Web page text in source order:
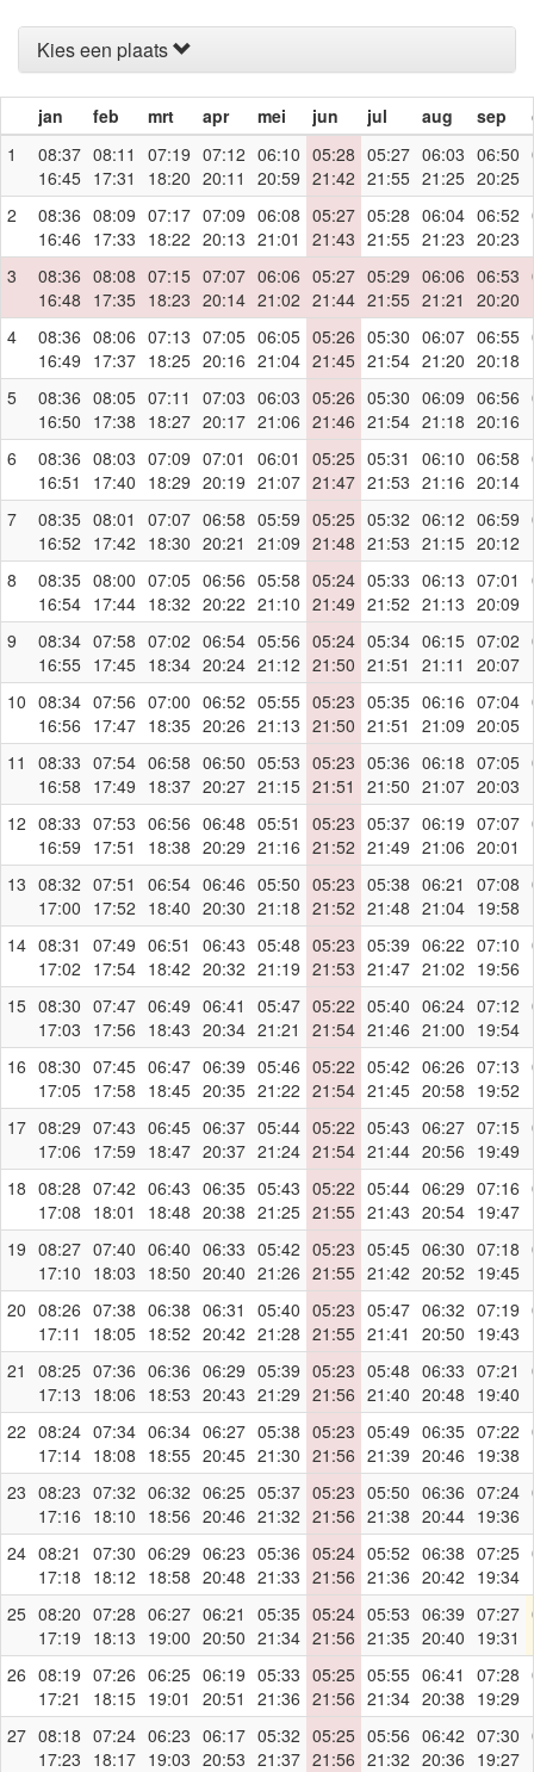
Kies een plaats
jan feb mrt apr mei jun jul aug sep
1
08:37
16:45
08:11
17:31
07:19
18:20
07:12
20:11
06:10
20:59
05:28
21:42
05:27
21:55
06:03
21:25
06:50
20:25
2
08:36
16:46
08:09
17:33
07:17
18:22
07:09
20:13
06:08
21:01
05:27
21:43
05:28
21:55
06:04
21:23
06:52
20:23
3
08:36
16:48
08:08
17:35
07:15
18:23
07:07
20:14
06:06
21:02
05:27
21:44
05:29
21:55
06:06
21:21
06:53
20:20
4
08:36
16:49
08:06
17:37
07:13
18:25
07:05
20:16
06:05
21:04
05:26
21:45
05:30
21:54
06:07
21:20
06:55
20:18
5
08:36
16:50
08:05
17:38
07:11
18:27
07:03
20:17
06:03
21:06
05:26
21:46
05:30
21:54
06:09
21:18
06:56
20:16
6
08:36
16:51
08:03
17:40
07:09
18:29
07:01
20:19
06:01
21:07
05:25
21:47
05:31
21:53
06:10
21:16
06:58
20:14
7
08:35
16:52
08:01
17:42
07:07
18:30
06:58
20:21
05:59
21:09
05:25
21:48
05:32
21:53
06:12
21:15
06:59
20:12
8
08:35
16:54
08:00
17:44
07:05
18:32
06:56
20:22
05:58
21:10
05:24
21:49
05:33
21:52
06:13
21:13
07:01
20:09
9
08:34
16:55
07:58
17:45
07:02
18:34
06:54
20:24
05:56
21:12
05:24
21:50
05:34
21:51
06:15
21:11
07:02
20:07
10 08:34
16:56
07:56
17:47
07:00
18:35
06:52
20:26
05:55
21:13
05:23
21:50
05:35
21:51
06:16
21:09
07:04
20:05
11
08:33
16:58
07:54
17:49
06:58
18:37
06:50
20:27
05:53
21:15
05:23
21:51
05:36
21:50
06:18
21:07
07:05
20:03
12 08:33
16:59
07:53
17:51
06:56
18:38
06:48
20:29
05:51
21:16
05:23
21:52
05:37
21:49
06:19
21:06
07:07
20:01
13 08:32
17:00
07:51
17:52
06:54
18:40
06:46
20:30
05:50
21:18
05:23
21:52
05:38
21:48
06:21
21:04
07:08
19:58
14 08:31
17:02
07:49
17:54
06:51
18:42
06:43
20:32
05:48
21:19
05:23
21:53
05:39
21:47
06:22
21:02
07:10
19:56
15 08:30
17:03
07:47
17:56
06:49
18:43
06:41
20:34
05:47
21:21
05:22
21:54
05:40
21:46
06:24
21:00
07:12
19:54
16 08:30
17:05
07:45
17:58
06:47
18:45
06:39
20:35
05:46
21:22
05:22
21:54
05:42
21:45
06:26
20:58
07:13
19:52
17 08:29
17:06
07:43
17:59
06:45
18:47
06:37
20:37
05:44
21:24
05:22
21:54
05:43
21:44
06:27
20:56
07:15
19:49
18 08:28
17:08
07:42
18:01
06:43
18:48
06:35
20:38
05:43
21:25
05:22
21:55
05:44
21:43
06:29
20:54
07:16
19:47
19 08:27
17:10
07:40
18:03
06:40
18:50
06:33
20:40
05:42
21:26
05:23
21:55
05:45
21:42
06:30
20:52
07:18
19:45
20 08:26
17:11
07:38
18:05
06:38
18:52
06:31
20:42
05:40
21:28
05:23
21:55
05:47
21:41
06:32
20:50
07:19
19:43
21
08:25
17:13
07:36
18:06
06:36
18:53
06:29
20:43
05:39
21:29
05:23
21:56
05:48
21:40
06:33
20:48
07:21
19:40
22 08:24
17:14
07:34
18:08
06:34
18:55
06:27
20:45
05:38
21:30
05:23
21:56
05:49
21:39
06:35
20:46
07:22
19:38
23 08:23
17:16
07:32
18:10
06:32
18:56
06:25
20:46
05:37
21:32
05:23
21:56
05:50
21:38
06:36
20:44
07:24
19:36
24 08:21
17:18
07:30
18:12
06:29
18:58
06:23
20:48
05:36
21:33
05:24
21:56
05:52
21:36
06:38
20:42
07:25
19:34
25 08:20
17:19
07:28
18:13
06:27
19:00
06:21
20:50
05:35
21:34
05:24
21:56
05:53
21:35
06:39
20:40
07:27
19:31
26 08:19
17:21
07:26
18:15
06:25
19:01
06:19
20:51
05:33
21:36
05:25
21:56
05:55
21:34
06:41
20:38
07:28
19:29
27 08:18
17:23
07:24
18:17
06:23
19:03
06:17
20:53
05:32
21:37
05:25
21:56
05:56
21:32
06:42
20:36
07:30
19:27